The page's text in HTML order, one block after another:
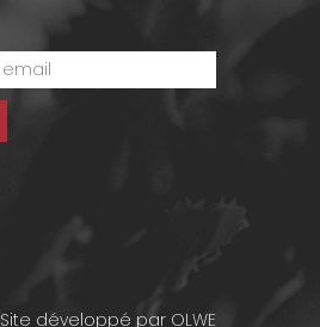
Site développé par OLWE